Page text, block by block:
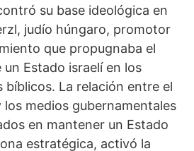
su base ideológica en
judío húngaro, promotor
que propugnaba el
Estado israelí en los
La relación entre el
medios gubernamentales
en mantener un Estado
estratégica, activó la